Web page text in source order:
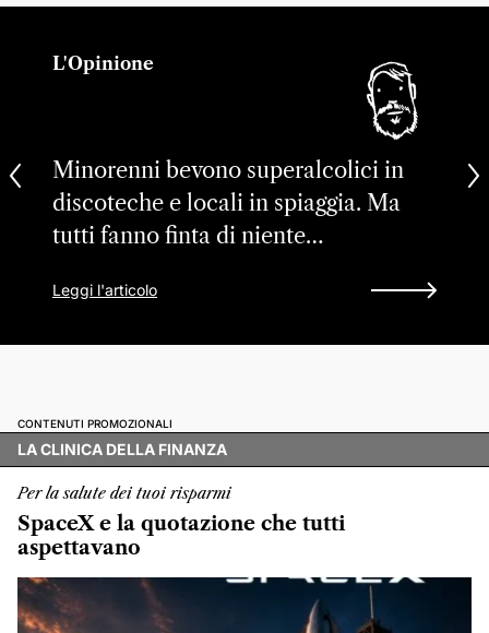
L'Opinione
Minorenni bevono superalcolici in
discoteche e locali in spiaggia. Ma
tutti fanno finta di niente…
Leggi l'articolo
CONTENUTI PROMOZIONALI
LA CLINICA DELLA FINANZA
Per la salute dei tuoi risparmi
SpaceX e la quotazione che tutti
aspettavano